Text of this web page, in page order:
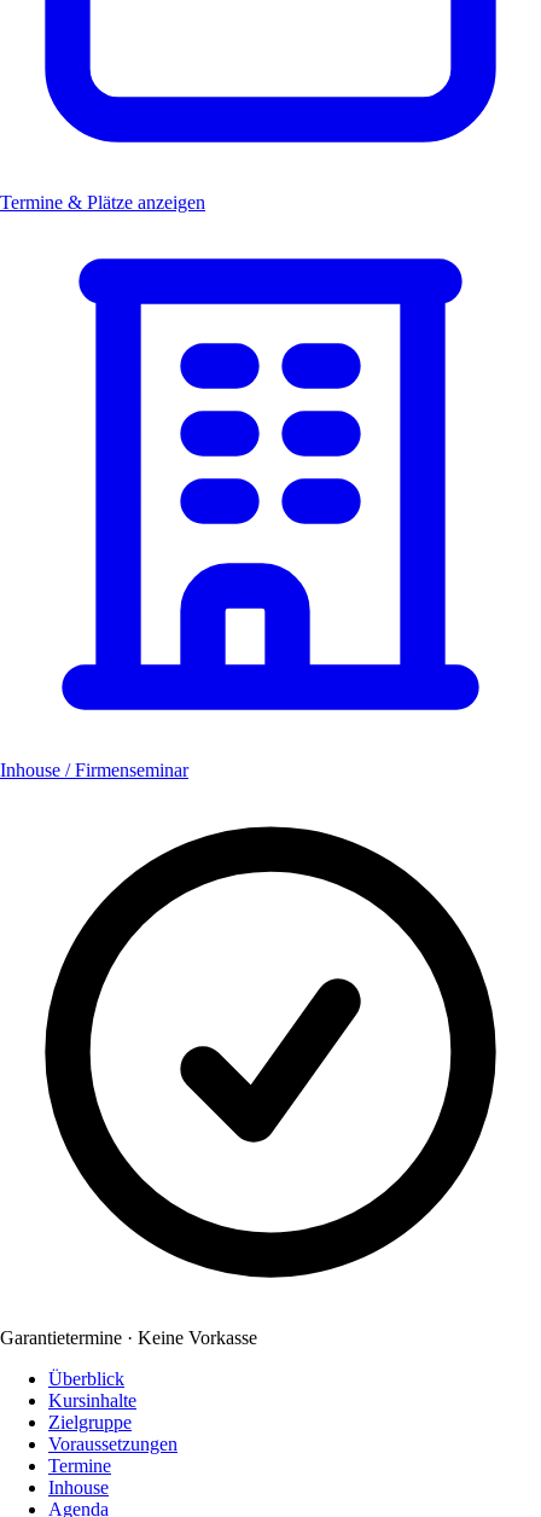
Termine & Plätze anzeigen
Inhouse / Firmenseminar
Garantietermine · Keine Vorkasse
Überblick
Kursinhalte
Zielgruppe
Voraussetzungen
Termine
Inhouse
Agenda